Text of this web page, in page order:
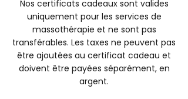
Nos certificats cadeaux sont valides
uniquement pour les services de
massothérapie et ne sont pas
transférables. Les taxes ne peuvent pas
être ajoutées au certificat cadeau et
doivent être payées séparément, en
argent.